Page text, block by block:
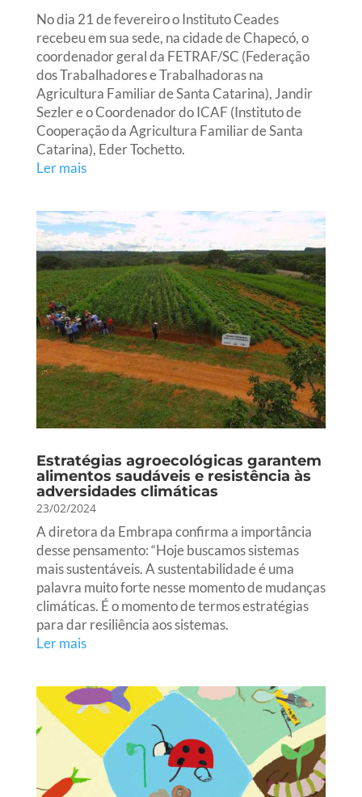
No dia 21 de fevereiro o Instituto Ceades
recebeu em sua sede, na cidade de Chapecó, o
coordenador geral da FETRAF/SC (Federação
dos Trabalhadores e Trabalhadoras na
Agricultura Familiar de Santa Catarina), Jandir
Sezler e o Coordenador do ICAF (Instituto de
Cooperação da Agricultura Familiar de Santa
Catarina), Eder Tochetto.
Ler mais
Estratégias agroecológicas garantem
alimentos saudáveis e resistência às
adversidades climáticas
23/02/2024
A diretora da Embrapa confirma a importância
desse pensamento: “Hoje buscamos sistemas
mais sustentáveis. A sustentabilidade é uma
palavra muito forte nesse momento de mudanças
climáticas. É o momento de termos estratégias
para dar resiliência aos sistemas.
Ler mais